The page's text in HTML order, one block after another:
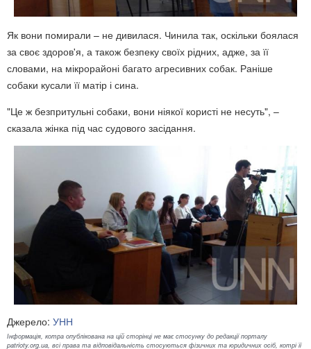
Як вони помирали – не дивилася. Чинила так, оскільки боялася
за своє здоров'я, а також безпеку своїх рідних, адже, за її
словами, на мікрорайоні багато агресивних собак. Раніше
собаки кусали її матір і сина.
"Це ж безпритульні собаки, вони ніякої користі не несуть", –
сказала жінка під час судового засідання.
Джерело: УНН
Інформація, котра опублікована на цій сторінці не має стосунку до редакції порталу
patrioty.org.ua, всі права та відповідальність стосуються фізичних та юридичних осіб, котрі її